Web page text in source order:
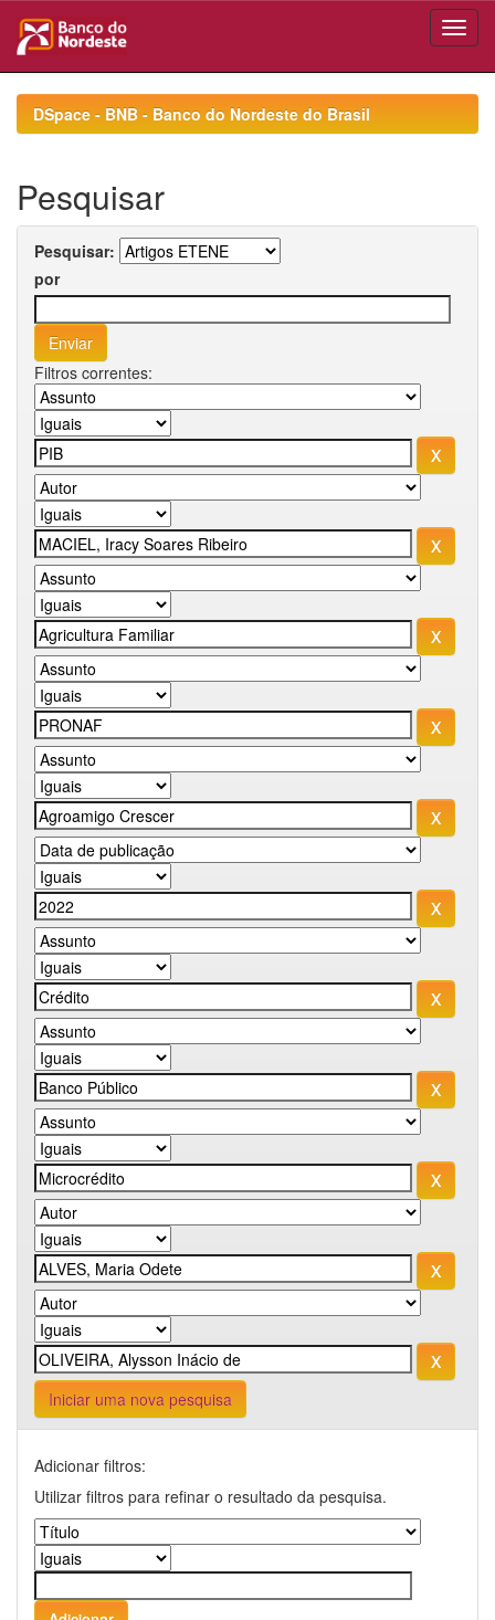
navigationDSpace - BNB - Banco do Nordeste do Brasil
Pesquisar
Pesquisar:
por
Filtros correntes:
Iniciar uma nova pesquisa
Adicionar filtros:
Utilizar filtros para refinar o resultado da pesquisa.